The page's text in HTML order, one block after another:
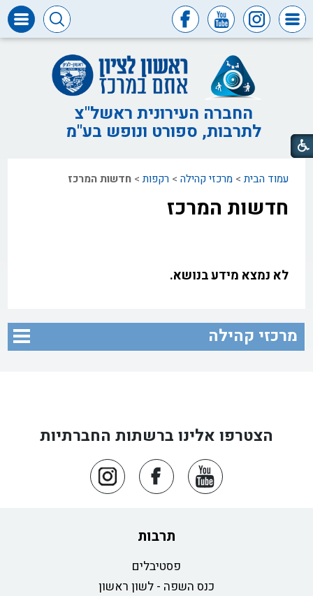
ומכרזים
חופש
המידע
דבר
ראש
דבר
קשר
החברה העירונית ראשל"צ
לתרבות, ספורט ונופש בע"מ
עמוד הבית >מרכזי קהילה >רקפות >חדשות המרכז
חדשות המרכז
לא נמצא מידע בנושא.
מרכזי קהילה
הצטרפו אלינו ברשתות החברתיות
תרבות
פסטיבלים
כנס השפה - לשון ראשון